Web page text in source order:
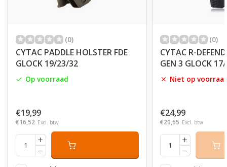
(0)
CYTAC PADDLE HOLSTER FDE
GLOCK 19/23/32
Op voorraad
€19,99
€16,52 Excl. btw
(0)
CYTAC R-
GEN 3 GLOCK
Niet op
€24,99
€20,65 Excl. btw